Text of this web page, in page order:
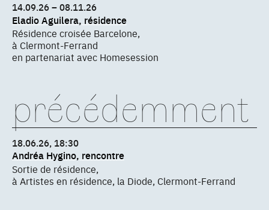
14.09.26 – 08.11.26
Eladio Aguilera, résidence
Résidence croisée Barcelone,
à Clermont-Ferrand
en partenariat avec Homesession
précédemment
18.06.26, 18:30
Andréa Hygino, rencontre
Sortie de résidence,
à Artistes en résidence, la Diode, Clermont-Ferrand